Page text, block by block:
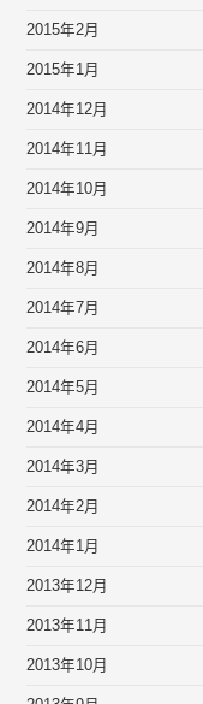
2015年2月
2015年1月
2014年12月
2014年11月
2014年10月
2014年9月
2014年8月
2014年7月
2014年6月
2014年5月
2014年4月
2014年3月
2014年2月
2014年1月
2013年12月
2013年11月
2013年10月